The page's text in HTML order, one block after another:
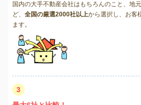
国内の大手不動産会社はもちろんのこと、地
ど、 全国の厳選2000社以上から選択し、お客
ます。
3